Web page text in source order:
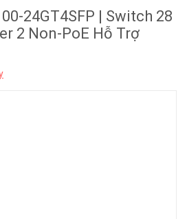
24GT4SFP | Switch 28
2 Non-PoE Hỗ Trợ